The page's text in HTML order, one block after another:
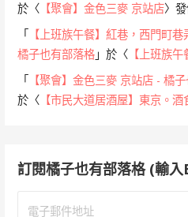
於〈 【聚會】金色三麥 京站店〉
「
【上班族午餐】紅巷，西門町
橘子也有部落格 」於〈 【上班族
「
【聚會】金色三麥 京站店 - 橘
於〈 【市民大道居酒屋】東京。
訂閱橘子也有部落格 (輸